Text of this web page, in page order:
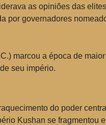
as opiniões das
por governadores
marcou a época de
seu império.
do poder
Kushan se fragmentou